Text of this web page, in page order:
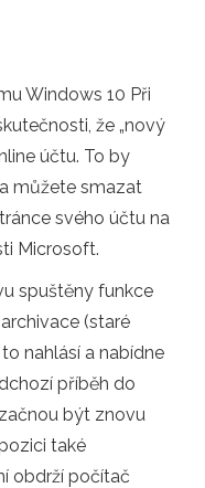
Windows 10 Při
že „nový
účtu. To by
můžete smazat
svého účtu na
Microsoft.
spuštěny funkce
(staré
nahlásí a nabídne
příběh do
být znovu
také
obdrží počítač